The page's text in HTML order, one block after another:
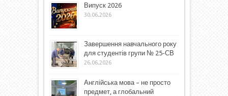
Випуск 2026
30.06.2026
Завершення навчального року
для студентів групи № 25-СВ
26.06.2026
Англійська мова – не просто
предмет, а глобальний